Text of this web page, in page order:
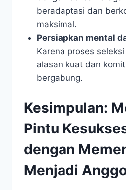
beradaptasi dan
maksimal.
Persiapkan mental
Karena proses
alasan kuat dan
bergabung.
Kesimpulan:
Pintu
dengan
Menjadi